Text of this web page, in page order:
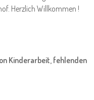
Herzlich Willkommen !
Kinderarbeit, fehlenden